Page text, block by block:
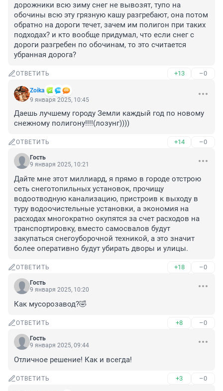
дорожники всю зиму снег не вывозят, тупо на
обочины всю эту грязную кашу разгребают, она потом
обратно на дороги течет, зачем им полигон при таких
подходах? и кто вообще придумал, что если снег с
дороги разгребен по обочинам, то это считается
убранная дорога?
ОТВЕТИТЬ +13 –0
Zoika
9 января 2025, 10:45
Даешь лучшему городу Земли каждый год по новому
снежному полигону!!!!(лозунг))))
ОТВЕТИТЬ +14 –0
Гость
9 января 2025, 10:21
Дайте мне этот миллиард, я прямо в городе отстрою
сеть снеготопильных установок, прочищу
водоотводную канализацию, пристроив к выходу в
туру водоочистельные установки, а экономия на
расходах многократно окупятся за счет расходов на
транспортировку, вместо самосвалов будут
закупаться снегоуборочной техникой, а это значит
более оперативно будут убирать дворы и улицы.
ОТВЕТИТЬ +18 –0
Гость
9 января 2025, 10:20
Как мусорозавод?🤣
ОТВЕТИТЬ +8 –0
Гость
9 января 2025, 09:44
Отличное решение! Как и всегда!
ОТВЕТИТЬ +3 –0